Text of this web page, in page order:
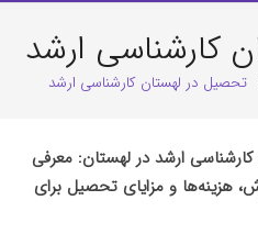
کارشناسی ارشد
تحصیل در لهستان کارشناسی ارشد
ارشد در لهستان: معرفی
هزینه‌ها و مزایای تحصیل برای